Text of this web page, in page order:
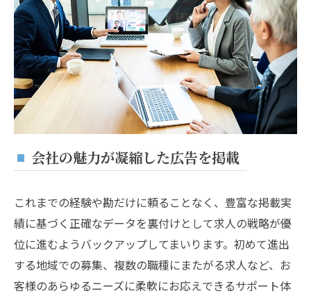
会社の魅力が凝縮した広告を掲載
これまでの経験や勘だけに頼ることなく、豊富な掲載実
績に基づく正確なデータを裏付けとして求人の戦略が優
位に進むようバックアップしてまいります。初めて進出
する地域での募集、複数の職種にまたがる求人など、お
客様のあらゆるニーズに柔軟にお応えできるサポート体